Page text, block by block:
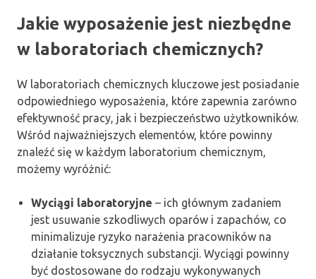
Jakie wyposażenie jest niezbędne
w laboratoriach chemicznych?
W laboratoriach chemicznych kluczowe jest posiadanie
odpowiedniego wyposażenia, które zapewnia zarówno
efektywność pracy, jak i bezpieczeństwo użytkowników.
Wśród najważniejszych elementów, które powinny
znaleźć się w każdym laboratorium chemicznym,
możemy wyróżnić:
Wyciągi laboratoryjne – ich głównym zadaniem
jest usuwanie szkodliwych oparów i zapachów, co
minimalizuje ryzyko narażenia pracowników na
działanie toksycznych substancji. Wyciągi powinny
być dostosowane do rodzaju wykonywanych